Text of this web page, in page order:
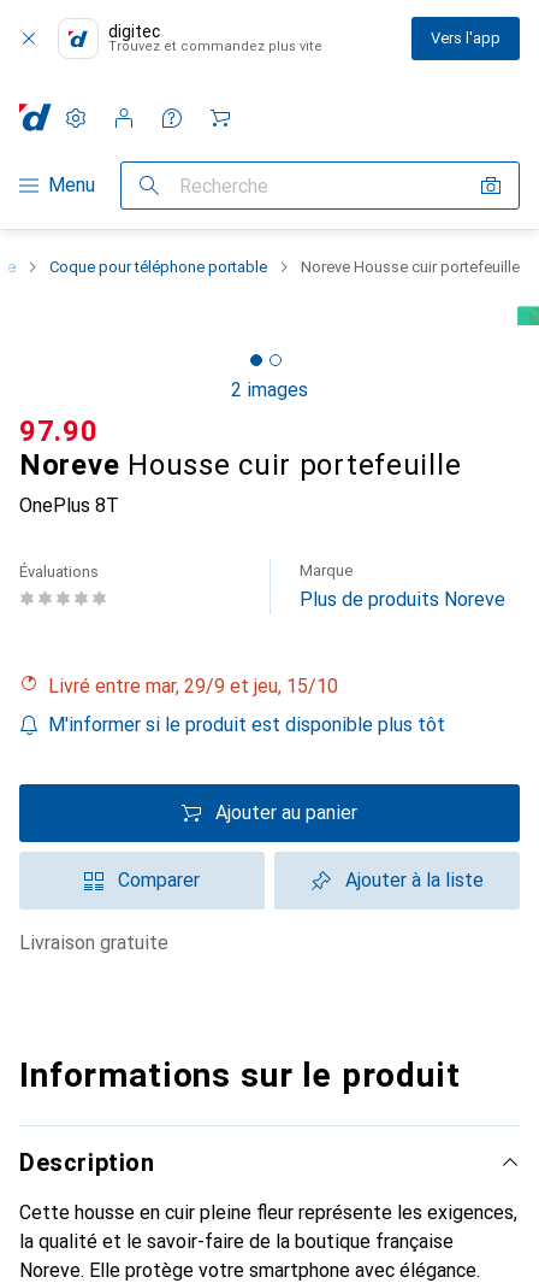
digitec
Trouvez et commandez plus vite Vers l'app
Navigation par catégorie
Menu Recherche
Paramètres
Compte client
Listes de comparaison
Listes d'envies
Panier
Coque pour téléphone portable Noreve Housse cuir portefeuille
2 images
Noreve Housse cuir portefeuille
OnePlus 8T
CHF
97.90
Évaluations Marque
Plus de produits Noreve
Livré entre mar, 29/9 et jeu, 15/10
M'informer si le produit est disponible plus tôt
Ajouter au panier
Comparer Ajouter à la liste
livraison gratuite
Informations sur le produit
Description
Cette housse en cuir pleine fleur représente les exigences,
la qualité et le savoir-faire de la boutique française
Noreve. Elle protège votre smartphone avec élégance.